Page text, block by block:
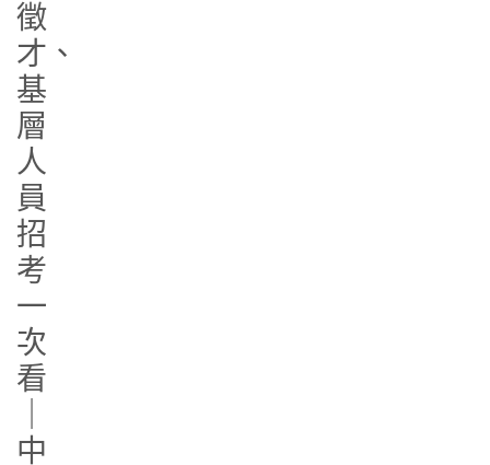
徵
才、
基
層
人
員
招
考
一
次
看
中